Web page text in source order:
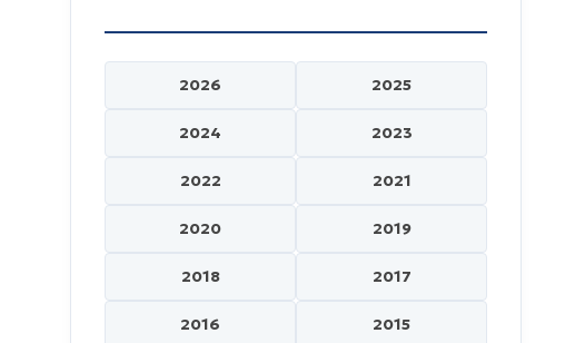
2026 2025
2024 2023
2022 2021
2020 2019
2018 2017
2016 2015